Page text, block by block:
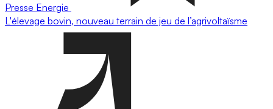
Presse Energie
L'élevage bovin, nouveau terrain de jeu de l’agrivoltaïsme